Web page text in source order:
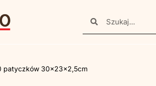
patyczków 30x23x2,5cm